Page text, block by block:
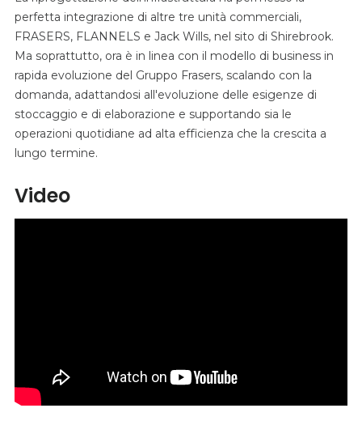
perfetta integrazione di altre tre unità commerciali,
FRASERS, FLANNELS e Jack Wills, nel sito di Shirebrook.
Ma soprattutto, ora è in linea con il modello di business in
rapida evoluzione del Gruppo Frasers, scalando con la
domanda, adattandosi all'evoluzione delle esigenze di
stoccaggio e di elaborazione e supportando sia le
operazioni quotidiane ad alta efficienza che la crescita a
lungo termine.
Video